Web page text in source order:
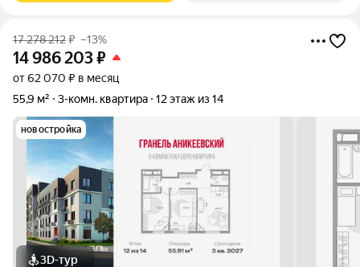
17 278 212₽ –13%
14 986 203₽
от 62 070 ₽ в месяц
55,9 м²
3-комн. квартира 12 этаж из 14
новостройка
3D-тур